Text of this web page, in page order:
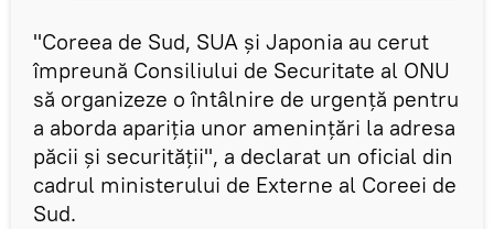
"Coreea de Sud, SUA și Japonia au cerut
împreună Consiliului de Securitate al ONU
să organizeze o întâlnire de urgență pentru
a aborda apariția unor amenințări la adresa
păcii și securității", a declarat un oficial din
cadrul ministerului de Externe al Coreei de
Sud.